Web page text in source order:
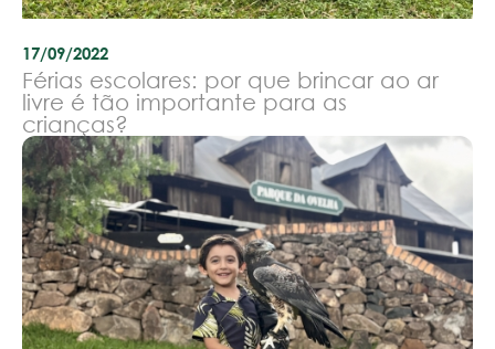
17/09/2022
Férias escolares: por que brincar ao ar
livre é tão importante para as
crianças?